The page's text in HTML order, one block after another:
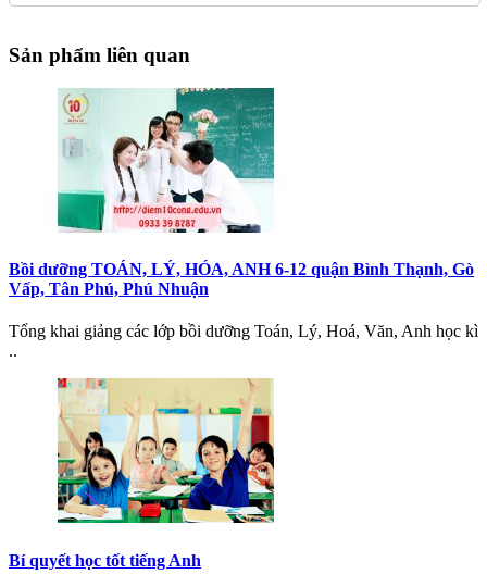
Sản phẩm liên quan
Bồi dưỡng TOÁN, LÝ, HÓA, ANH 6-12 quận Bình Thạnh, Gò
Vấp, Tân Phú, Phú Nhuận
Tổng khai giảng các lớp bồi dưỡng Toán, Lý, Hoá, Văn, Anh học kì
..
Bí quyết học tốt tiếng Anh